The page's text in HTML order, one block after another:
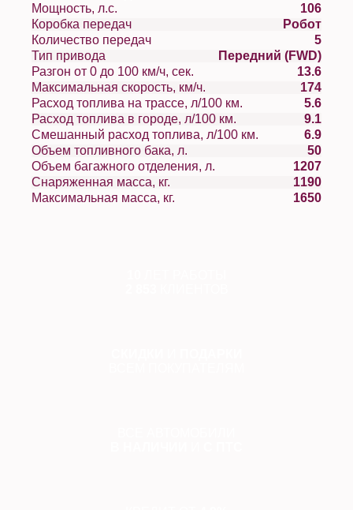
Мощность, л.с.
106
Коробка передач
Робот
Количество передач
5
Тип привода
Передний (FWD)
Разгон от 0 до 100 км/ч, сек.
13.6
Максимальная скорость, км/ч.
174
Расход топлива на трассе, л/100 км.
5.6
Расход топлива в городе, л/100 км.
9.1
Смешанный расход топлива, л/100 км.
6.9
Объем топливного бака, л.
50
Объем багажного отделения, л.
1207
Снаряженная масса, кг.
1190
Максимальная масса, кг.
1650